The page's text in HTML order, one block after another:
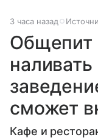
3 часа назад
Общепит
сможет
Кафе и